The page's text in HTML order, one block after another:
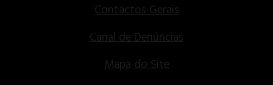
Contactos Gerais
Canal de Denúncias
Mapa do Site